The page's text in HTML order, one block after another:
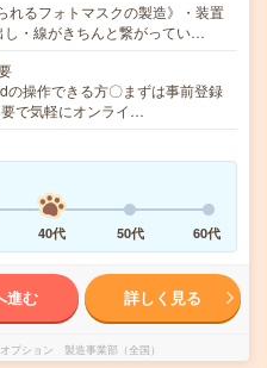
れるフォトマスクの製造》・装置
し・線がきちんと繋がってい…
操作できる方〇まずは事前登録
で気軽にオンライ…
40代 50代 60代
進む 詳しく見る
プション 製造事業部（全国）